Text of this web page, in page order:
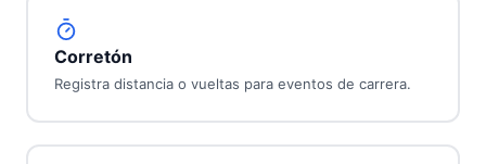
Corretón
Registra distancia o vueltas para eventos de carrera.